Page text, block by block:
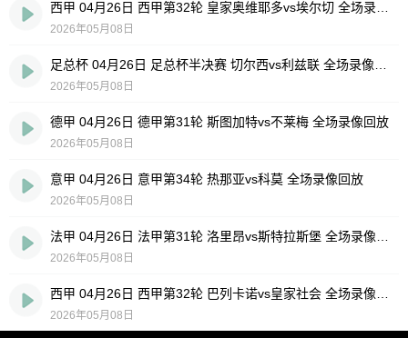
2026年05月08日
2026年05月08日
德甲 04月26日 德甲第31轮 斯图加特vs不莱梅 全场录像回放
2026年05月08日
意甲 04月26日 意甲第34轮 热那亚vs科莫 全场录像回放
2026年05月08日
2026年05月08日
2026年05月08日